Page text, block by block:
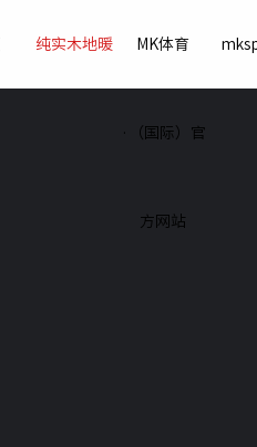
纯实木地暖 MK体育
·（国际）官
方网站